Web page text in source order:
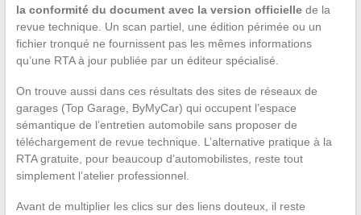
la conformité du document avec la version officiellede la
revue technique. Un scan partiel, une édition périmée ou un
fichier tronqué ne fournissent pas les mêmes informations
qu’une RTA à jour publiée par un éditeur spécialisé.
On trouve aussi dans ces résultats des sites de réseaux de
garages (Top Garage, ByMyCar) qui occupent l’espace
sémantique de l’entretien automobile sans proposer de
téléchargement de revue technique. L’alternative pratique à la
RTA gratuite, pour beaucoup d’automobilistes, reste tout
simplement l’atelier professionnel.
Avant de multiplier les clics sur des liens douteux, il reste